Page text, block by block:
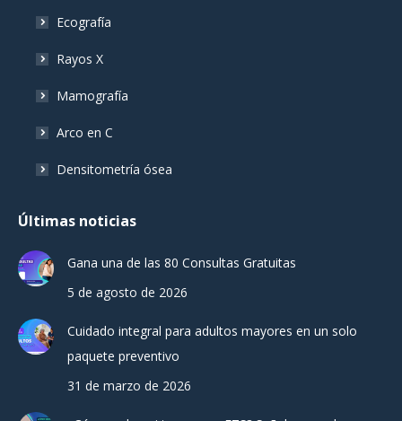
Ecografía
Rayos X
Mamografía
Arco en C
Densitometría ósea
Últimas noticias
Gana una de las 80 Consultas Gratuitas
5 de agosto de 2026
Cuidado integral para adultos mayores en un solo
paquete preventivo
31 de marzo de 2026